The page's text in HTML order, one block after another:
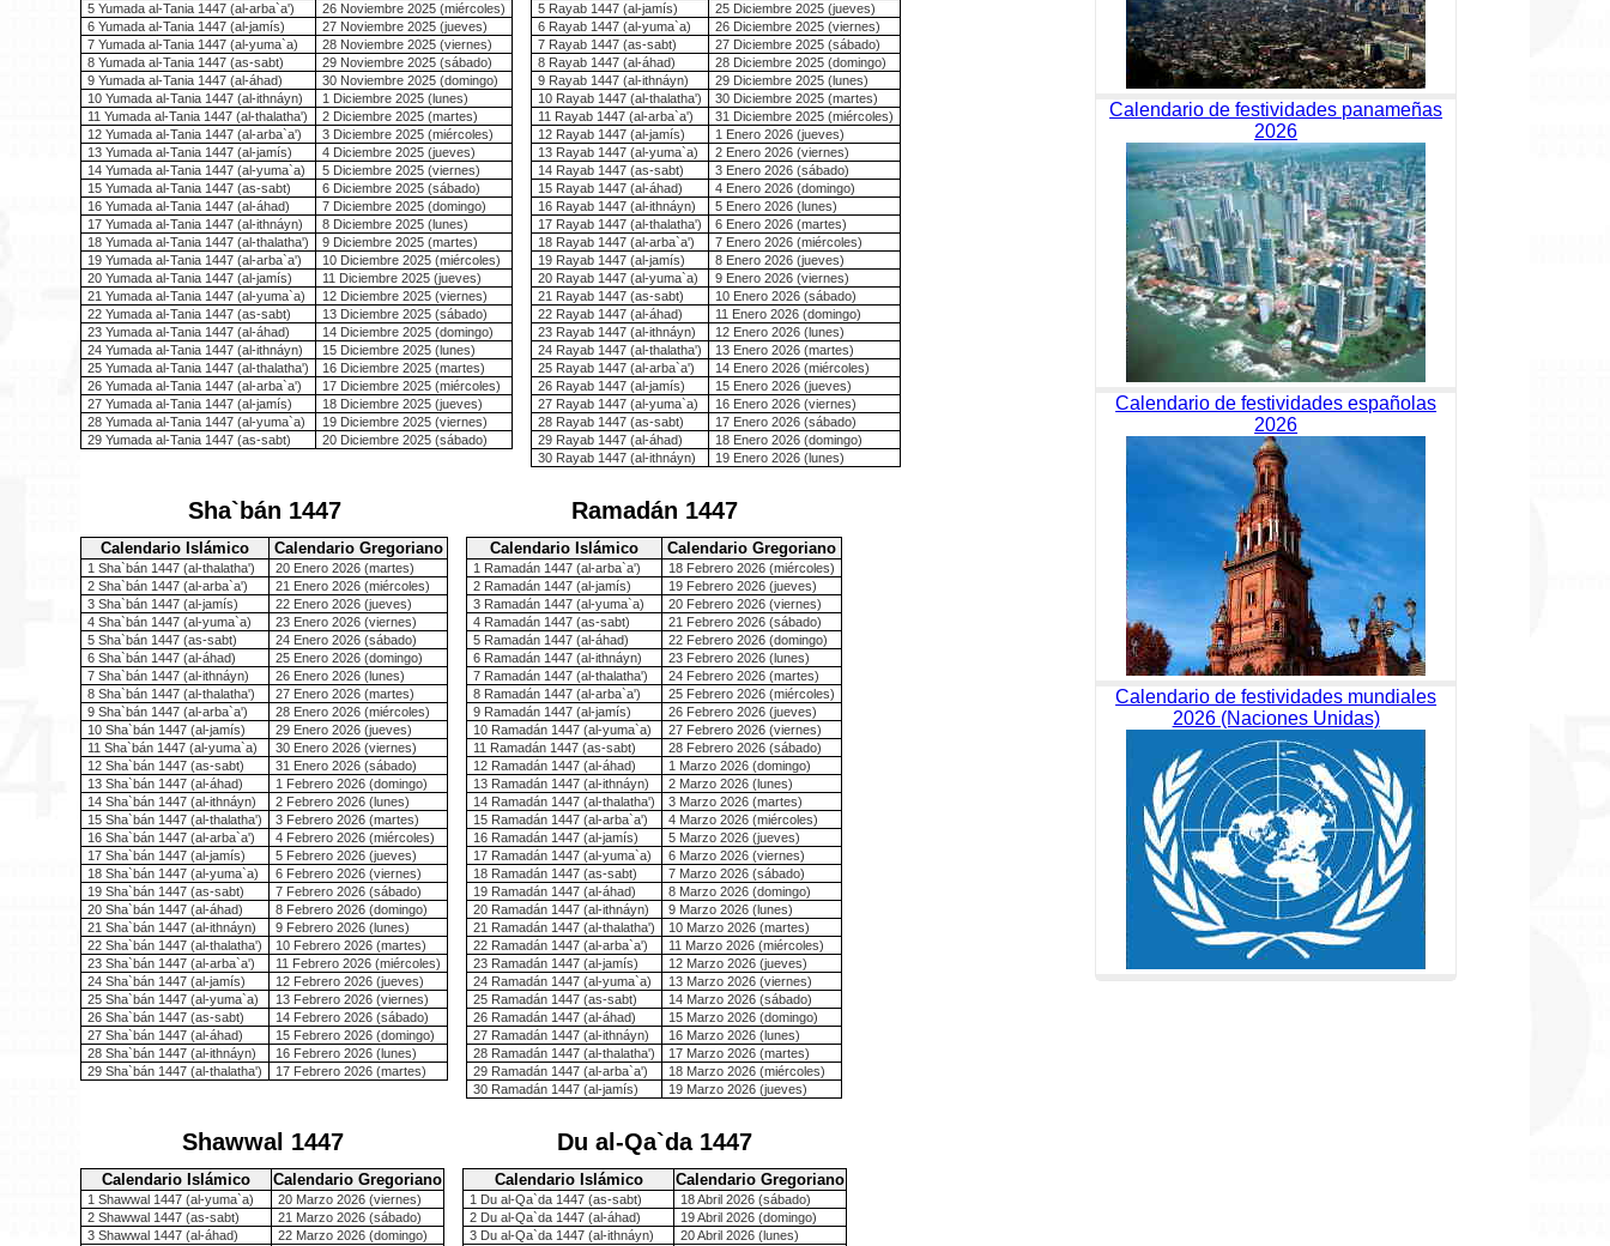
5 Yumada al-Tania 1447 (al-arba`a')
26 Noviembre 2025 (miércoles)
6 Yumada al-Tania 1447 (al-jamís)
27 Noviembre 2025 (jueves)
7 Yumada al-Tania 1447 (al-yuma`a)
28 Noviembre 2025 (viernes)
8 Yumada al-Tania 1447 (as-sabt)
29 Noviembre 2025 (sábado)
9 Yumada al-Tania 1447 (al-áhad)
30 Noviembre 2025 (domingo)
10 Yumada al-Tania 1447 (al-ithnáyn)
1 Diciembre 2025 (lunes)
11 Yumada al-Tania 1447 (al-thalatha')
2 Diciembre 2025 (martes)
12 Yumada al-Tania 1447 (al-arba`a')
3 Diciembre 2025 (miércoles)
13 Yumada al-Tania 1447 (al-jamís)
4 Diciembre 2025 (jueves)
14 Yumada al-Tania 1447 (al-yuma`a)
5 Diciembre 2025 (viernes)
15 Yumada al-Tania 1447 (as-sabt)
6 Diciembre 2025 (sábado)
16 Yumada al-Tania 1447 (al-áhad)
7 Diciembre 2025 (domingo)
17 Yumada al-Tania 1447 (al-ithnáyn)
8 Diciembre 2025 (lunes)
18 Yumada al-Tania 1447 (al-thalatha')
9 Diciembre 2025 (martes)
19 Yumada al-Tania 1447 (al-arba`a')
10 Diciembre 2025 (miércoles)
20 Yumada al-Tania 1447 (al-jamís)
11 Diciembre 2025 (jueves)
21 Yumada al-Tania 1447 (al-yuma`a)
12 Diciembre 2025 (viernes)
22 Yumada al-Tania 1447 (as-sabt)
13 Diciembre 2025 (sábado)
23 Yumada al-Tania 1447 (al-áhad)
14 Diciembre 2025 (domingo)
24 Yumada al-Tania 1447 (al-ithnáyn)
15 Diciembre 2025 (lunes)
25 Yumada al-Tania 1447 (al-thalatha')
16 Diciembre 2025 (martes)
26 Yumada al-Tania 1447 (al-arba`a')
17 Diciembre 2025 (miércoles)
27 Yumada al-Tania 1447 (al-jamís)
18 Diciembre 2025 (jueves)
28 Yumada al-Tania 1447 (al-yuma`a)
19 Diciembre 2025 (viernes)
29 Yumada al-Tania 1447 (as-sabt)
20 Diciembre 2025 (sábado)
5 Rayab 1447 (al-jamís)
25 Diciembre 2025 (jueves)
6 Rayab 1447 (al-yuma`a)
26 Diciembre 2025 (viernes)
7 Rayab 1447 (as-sabt)
27 Diciembre 2025 (sábado)
8 Rayab 1447 (al-áhad)
28 Diciembre 2025 (domingo)
9 Rayab 1447 (al-ithnáyn)
29 Diciembre 2025 (lunes)
10 Rayab 1447 (al-thalatha')
30 Diciembre 2025 (martes)
11 Rayab 1447 (al-arba`a')
31 Diciembre 2025 (miércoles)
12 Rayab 1447 (al-jamís)
1 Enero 2026 (jueves)
13 Rayab 1447 (al-yuma`a)
2 Enero 2026 (viernes)
14 Rayab 1447 (as-sabt)
3 Enero 2026 (sábado)
15 Rayab 1447 (al-áhad)
4 Enero 2026 (domingo)
16 Rayab 1447 (al-ithnáyn)
5 Enero 2026 (lunes)
17 Rayab 1447 (al-thalatha')
6 Enero 2026 (martes)
18 Rayab 1447 (al-arba`a')
7 Enero 2026 (miércoles)
19 Rayab 1447 (al-jamís)
8 Enero 2026 (jueves)
20 Rayab 1447 (al-yuma`a)
9 Enero 2026 (viernes)
21 Rayab 1447 (as-sabt)
10 Enero 2026 (sábado)
22 Rayab 1447 (al-áhad)
11 Enero 2026 (domingo)
23 Rayab 1447 (al-ithnáyn)
12 Enero 2026 (lunes)
24 Rayab 1447 (al-thalatha')
13 Enero 2026 (martes)
25 Rayab 1447 (al-arba`a')
14 Enero 2026 (miércoles)
26 Rayab 1447 (al-jamís)
15 Enero 2026 (jueves)
27 Rayab 1447 (al-yuma`a)
16 Enero 2026 (viernes)
28 Rayab 1447 (as-sabt)
17 Enero 2026 (sábado)
29 Rayab 1447 (al-áhad)
18 Enero 2026 (domingo)
30 Rayab 1447 (al-ithnáyn)
19 Enero 2026 (lunes)
Sha`bán 1447
Calendario Islámico Calendario Gregoriano
1 Sha`bán 1447 (al-thalatha')
20 Enero 2026 (martes)
2 Sha`bán 1447 (al-arba`a')
21 Enero 2026 (miércoles)
3 Sha`bán 1447 (al-jamís)
22 Enero 2026 (jueves)
4 Sha`bán 1447 (al-yuma`a)
23 Enero 2026 (viernes)
5 Sha`bán 1447 (as-sabt)
24 Enero 2026 (sábado)
6 Sha`bán 1447 (al-áhad)
25 Enero 2026 (domingo)
7 Sha`bán 1447 (al-ithnáyn)
26 Enero 2026 (lunes)
8 Sha`bán 1447 (al-thalatha')
27 Enero 2026 (martes)
9 Sha`bán 1447 (al-arba`a')
28 Enero 2026 (miércoles)
10 Sha`bán 1447 (al-jamís)
29 Enero 2026 (jueves)
11 Sha`bán 1447 (al-yuma`a)
30 Enero 2026 (viernes)
12 Sha`bán 1447 (as-sabt)
31 Enero 2026 (sábado)
13 Sha`bán 1447 (al-áhad)
1 Febrero 2026 (domingo)
14 Sha`bán 1447 (al-ithnáyn)
2 Febrero 2026 (lunes)
15 Sha`bán 1447 (al-thalatha')
3 Febrero 2026 (martes)
16 Sha`bán 1447 (al-arba`a')
4 Febrero 2026 (miércoles)
17 Sha`bán 1447 (al-jamís)
5 Febrero 2026 (jueves)
18 Sha`bán 1447 (al-yuma`a)
6 Febrero 2026 (viernes)
19 Sha`bán 1447 (as-sabt)
7 Febrero 2026 (sábado)
20 Sha`bán 1447 (al-áhad)
8 Febrero 2026 (domingo)
21 Sha`bán 1447 (al-ithnáyn)
9 Febrero 2026 (lunes)
22 Sha`bán 1447 (al-thalatha')
10 Febrero 2026 (martes)
23 Sha`bán 1447 (al-arba`a')
11 Febrero 2026 (miércoles)
24 Sha`bán 1447 (al-jamís)
12 Febrero 2026 (jueves)
25 Sha`bán 1447 (al-yuma`a)
13 Febrero 2026 (viernes)
26 Sha`bán 1447 (as-sabt)
14 Febrero 2026 (sábado)
27 Sha`bán 1447 (al-áhad)
15 Febrero 2026 (domingo)
28 Sha`bán 1447 (al-ithnáyn)
16 Febrero 2026 (lunes)
29 Sha`bán 1447 (al-thalatha')
17 Febrero 2026 (martes)
Ramadán 1447
Calendario Islámico Calendario Gregoriano
1 Ramadán 1447 (al-arba`a')
18 Febrero 2026 (miércoles)
2 Ramadán 1447 (al-jamís)
19 Febrero 2026 (jueves)
3 Ramadán 1447 (al-yuma`a)
20 Febrero 2026 (viernes)
4 Ramadán 1447 (as-sabt)
21 Febrero 2026 (sábado)
5 Ramadán 1447 (al-áhad)
22 Febrero 2026 (domingo)
6 Ramadán 1447 (al-ithnáyn)
23 Febrero 2026 (lunes)
7 Ramadán 1447 (al-thalatha')
24 Febrero 2026 (martes)
8 Ramadán 1447 (al-arba`a')
25 Febrero 2026 (miércoles)
9 Ramadán 1447 (al-jamís)
26 Febrero 2026 (jueves)
10 Ramadán 1447 (al-yuma`a)
27 Febrero 2026 (viernes)
11 Ramadán 1447 (as-sabt)
28 Febrero 2026 (sábado)
12 Ramadán 1447 (al-áhad)
1 Marzo 2026 (domingo)
13 Ramadán 1447 (al-ithnáyn)
2 Marzo 2026 (lunes)
14 Ramadán 1447 (al-thalatha')
3 Marzo 2026 (martes)
15 Ramadán 1447 (al-arba`a')
4 Marzo 2026 (miércoles)
16 Ramadán 1447 (al-jamís)
5 Marzo 2026 (jueves)
17 Ramadán 1447 (al-yuma`a)
6 Marzo 2026 (viernes)
18 Ramadán 1447 (as-sabt)
7 Marzo 2026 (sábado)
19 Ramadán 1447 (al-áhad)
8 Marzo 2026 (domingo)
20 Ramadán 1447 (al-ithnáyn)
9 Marzo 2026 (lunes)
21 Ramadán 1447 (al-thalatha')
10 Marzo 2026 (martes)
22 Ramadán 1447 (al-arba`a')
11 Marzo 2026 (miércoles)
23 Ramadán 1447 (al-jamís)
12 Marzo 2026 (jueves)
24 Ramadán 1447 (al-yuma`a)
13 Marzo 2026 (viernes)
25 Ramadán 1447 (as-sabt)
14 Marzo 2026 (sábado)
26 Ramadán 1447 (al-áhad)
15 Marzo 2026 (domingo)
27 Ramadán 1447 (al-ithnáyn)
16 Marzo 2026 (lunes)
28 Ramadán 1447 (al-thalatha')
17 Marzo 2026 (martes)
29 Ramadán 1447 (al-arba`a')
18 Marzo 2026 (miércoles)
30 Ramadán 1447 (al-jamís)
19 Marzo 2026 (jueves)
Shawwal 1447
Calendario Islámico Calendario Gregoriano
1 Shawwal 1447 (al-yuma`a)
20 Marzo 2026 (viernes)
2 Shawwal 1447 (as-sabt)
21 Marzo 2026 (sábado)
3 Shawwal 1447 (al-áhad)
22 Marzo 2026 (domingo)
Du al-Qa`da 1447
Calendario Islámico Calendario Gregoriano
1 Du al-Qa`da 1447 (as-sabt)
18 Abril 2026 (sábado)
2 Du al-Qa`da 1447 (al-áhad)
19 Abril 2026 (domingo)
3 Du al-Qa`da 1447 (al-ithnáyn)
20 Abril 2026 (lunes)
Calendario de festividades panameñas
2026
Calendario de festividades españolas
2026
Calendario de festividades mundiales
2026 (Naciones Unidas)